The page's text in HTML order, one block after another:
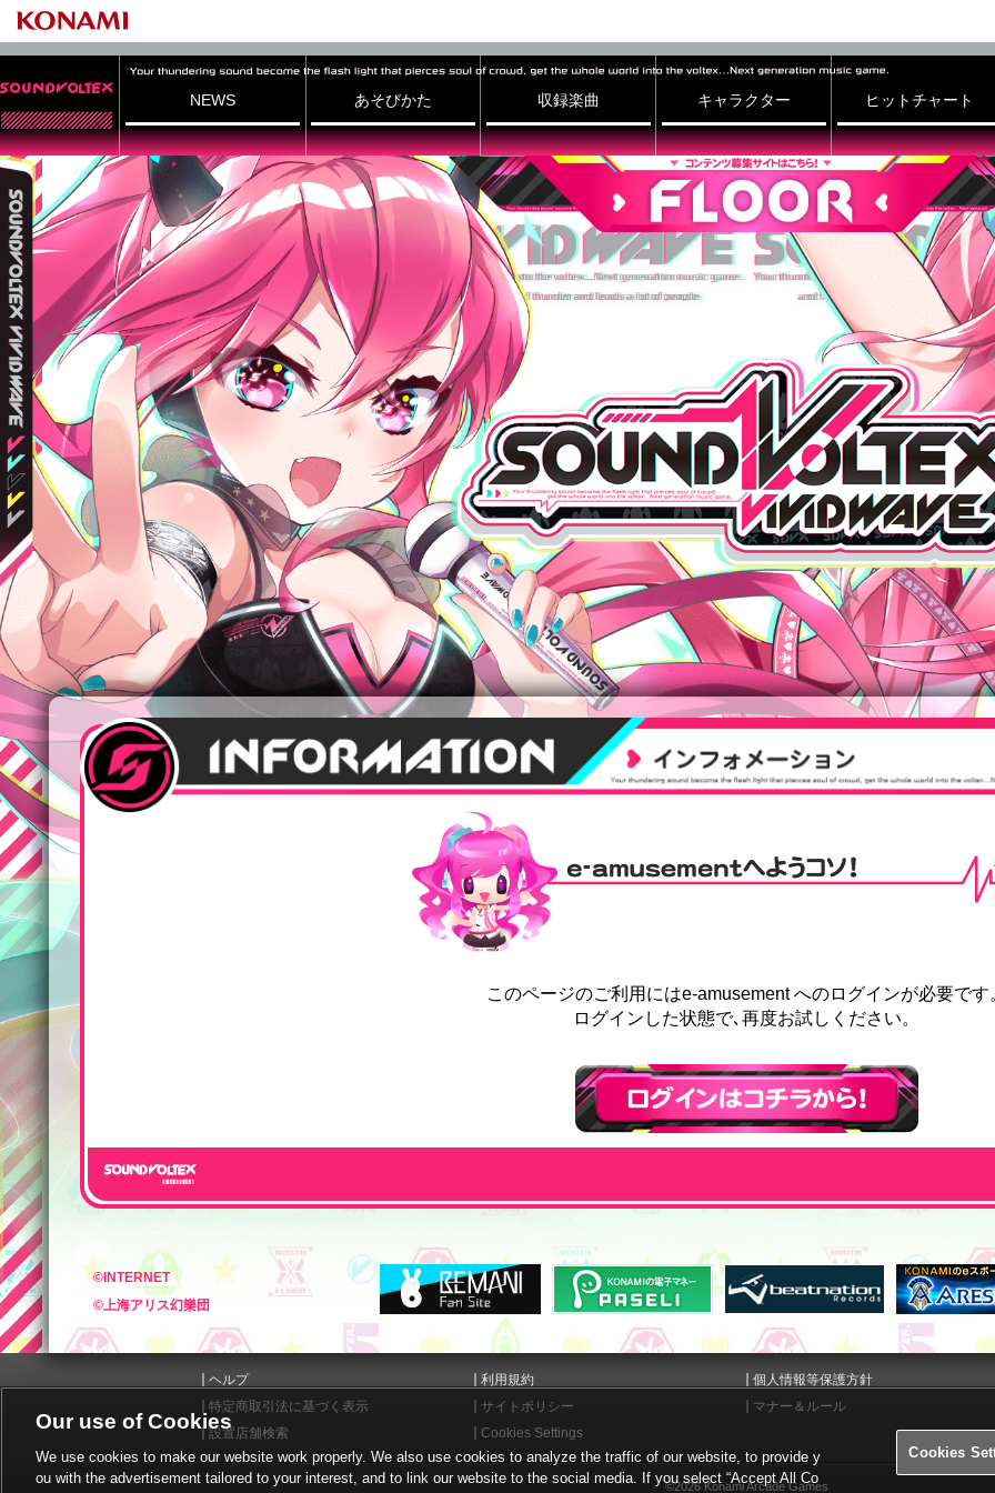
NEWS あそびかた 収録楽曲 キャラクター ヒットチャート
このページのご利用にはe-amusement へのログインが必要です
ログインした状態で､再度お試しください。
ログインはこちら
©INTERNET
©上海アリス幻樂団
ヘルプ 利用規約
個人情報等保護方針
特定商取引法に基づく表示
サイトポリシー
マナー＆ルール
設置店舗検索
Cookies Settings
©2026 Konami Arcade Games
Our use of Cookies
We use cookies to make our website work properly. We also use cookies to analyze the traffic of our website, to provide y
ou with the advertisement tailored to your interest, and to link our website to the social media. If you select “Accept All Co
Cookies